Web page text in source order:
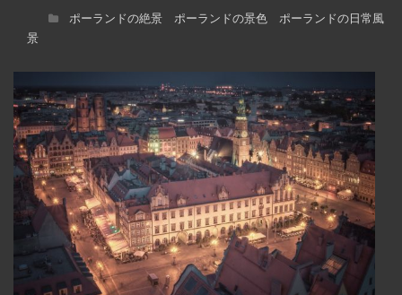
ポーランドの絶景 ポーランドの景色 ポーランドの日常風
景